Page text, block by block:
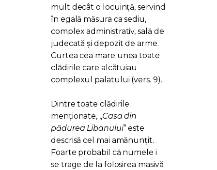
mult decât o locuință, servind
în egală măsura ca sediu,
complex administrativ, sală de
judecată și depozit de arme.
Curtea cea mare unea toate
clădirile care alcătuiau
complexul palatului (vers. 9).
Dintre toate clădirile
menționate, ,,Casa din
pădurea Libanului” este
descrisă cel mai amănunțit.
Foarte probabil că numele i
se trage de la folosirea masivă